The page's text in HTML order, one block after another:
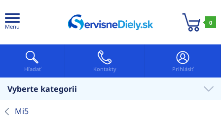
Menu
0
Hľadať Kontakty Prihlásiť
Vyberte kategorii
Mi5